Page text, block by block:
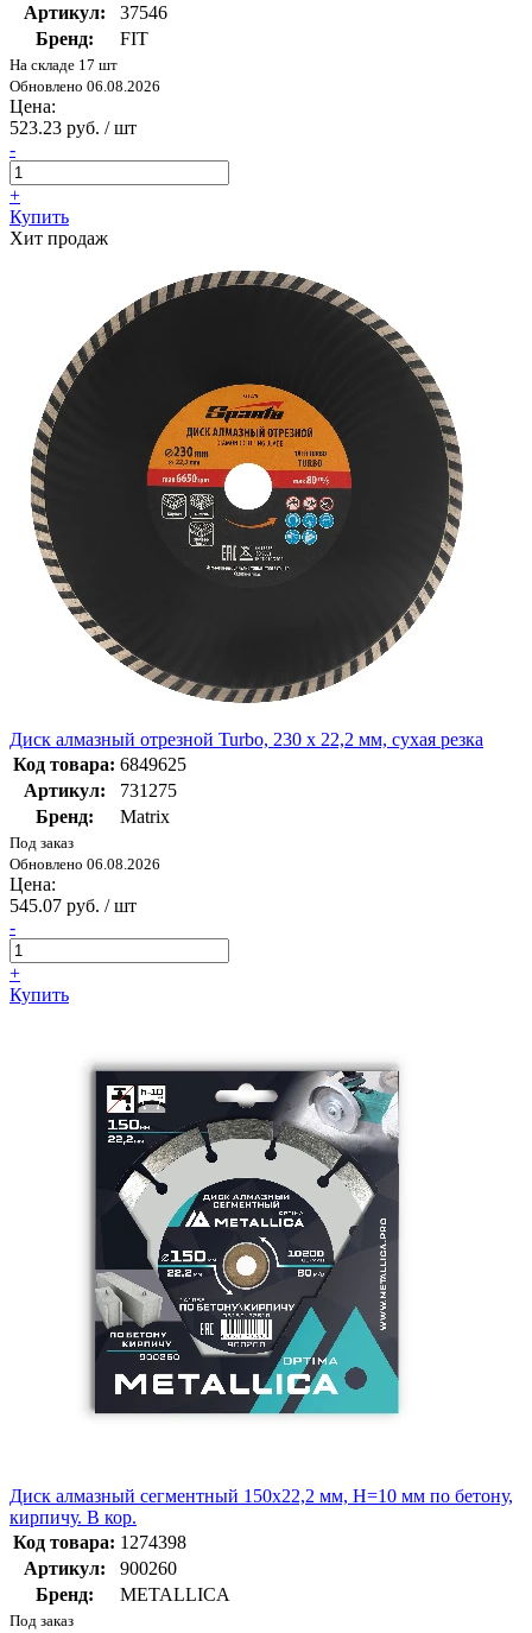
Артикул:
37546
Бренд:
FIT
На складе 17 шт
Обновлено 06.08.2026
Цена:
523.23 руб. / шт
-
+
Купить
Хит продаж
Диск алмазный отрезной Turbo, 230 х 22,2 мм, сухая резка
Код товара: 6849625
Артикул:
731275
Бренд:
Matrix
Под заказ
Обновлено 06.08.2026
Цена:
545.07 руб. / шт
-
+
Купить
Диск алмазный сегментный 150x22,2 мм, H=10 мм по бетону,
кирпичу. В кор.
Код товара: 1274398
Артикул:
900260
Бренд:
METALLICA
Под заказ